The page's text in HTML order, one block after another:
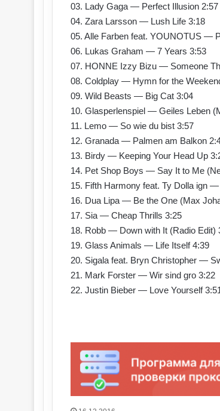
03. Lady Gaga — Perfect Illusion 2:57
04. Zara Larsson — Lush Life 3:18
05. Alle Farben feat. YOUNOTUS —
06. Lukas Graham — 7 Years 3:53
07. HONNE Izzy Bizu — Someone
08. Coldplay — Hymn for the
09. Wild Beasts — Big Cat 3:04
10. Glasperlenspiel — Geiles Leben
11. Lemo — So wie du bist 3:57
12. Granada — Palmen am Balkon
13. Birdy — Keeping Your Head Up
14. Pet Shop Boys — Say It to Me
15. Fifth Harmony feat. Ty Dolla ign
16. Dua Lipa — Be the One (Max
17. Sia — Cheap Thrills 3:25
18. Robb — Down with It (Radio Edit)
19. Glass Animals — Life Itself 4:39
20. Sigala feat. Bryn Christopher —
21. Mark Forster — Wir sind gro 3:22
22. Justin Bieber — Love Yourself